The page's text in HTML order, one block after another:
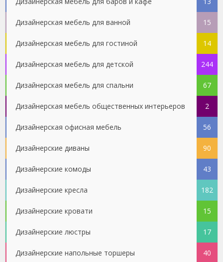
Дизайнерская мебель для ванной 15
Дизайнерская мебель для гостиной 14
Дизайнерская мебель для детской 244
Дизайнерская мебель для спальни 67
Дизайнерская мебель общественных интерьеров 2
Дизайнерская офисная мебель 56
Дизайнерские диваны 90
Дизайнерские комоды 43
Дизайнерские кресла 182
Дизайнерские кровати 15
Дизайнерские люстры 17
Дизайнерские напольные торшеры 40